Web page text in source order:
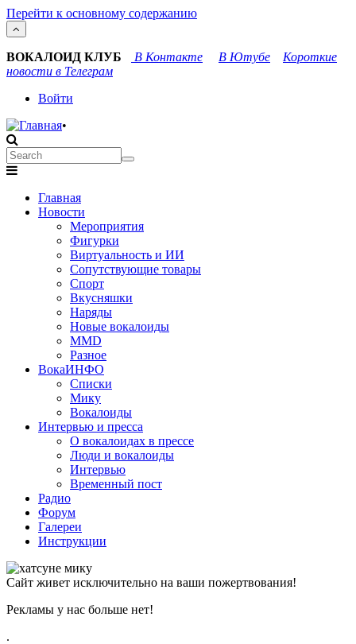
Перейти к основному содержанию
ВОКАЛОИД КЛУБ В Контакте В Ютубе
Короткие
новости в Телеграм
User
account
menu
Войти
•
Search
Search
navigation
Главная
Новости
Мероприятия
Фигурки
Виртуальность и ИИ
Сопутствующие товары
Спорт
Вкусняшки
Наряды
Новые вокалоиды
MMD
Разное
ВокаИНФО
Списки
Мику
Вокалоиды
Интервью и пресса
О вокалоидах в прессе
Люди и вокалоиды
Интервью
Временный пост
Радио
Форум
Галереи
Инструкции
Сайт живет исключительно на ваши пожертвования!
Рекламы у нас больше нет!
.